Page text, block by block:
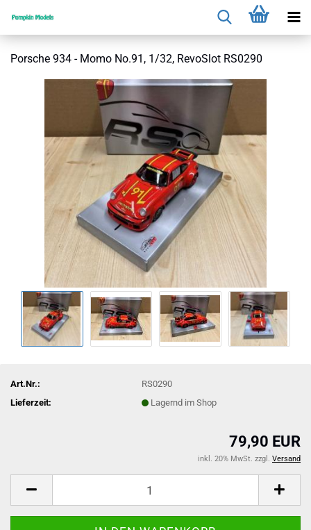
Porsche 934 - Momo No.91, 1/32, RevoSlot RS0290
Art.Nr.:
RS0290
Lieferzeit:
Lagernd im Shop
79,90 EUR
inkl. 20% MwSt. zzgl. Versand